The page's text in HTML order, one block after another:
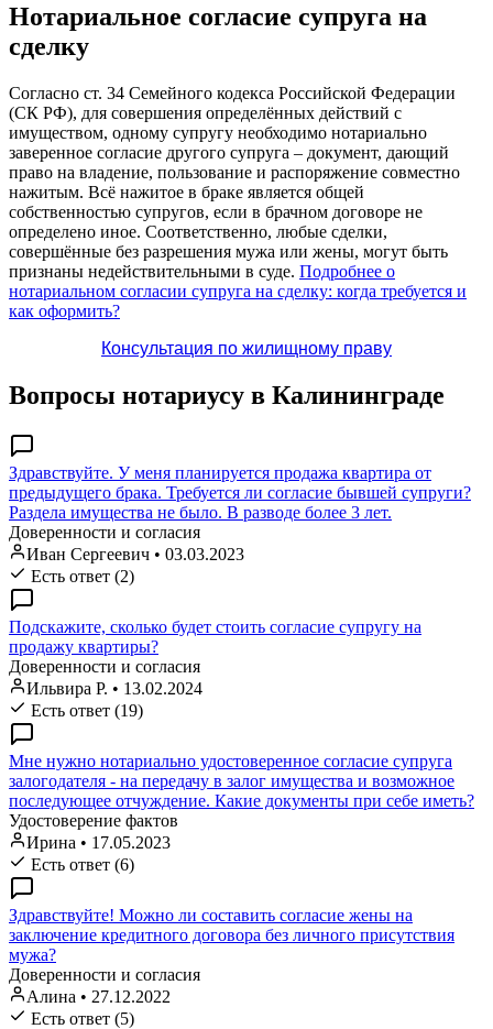
Нотариальное согласие супруга на
сделку
Согласно ст. 34 Семейного кодекса Российской Федерации
(СК РФ), для совершения определённых действий с
имуществом, одному супругу необходимо нотариально
заверенное согласие другого супруга – документ, дающий
право на владение, пользование и распоряжение совместно
нажитым. Всё нажитое в браке является общей
собственностью супругов, если в брачном договоре не
определено иное. Соответственно, любые сделки,
совершённые без разрешения мужа или жены, могут быть
признаны недействительными в суде. Подробнее о
нотариальном согласии супруга на сделку: когда требуется и
как оформить?
Консультация по жилищному праву
Вопросы нотариусу в Калининграде
Здравствуйте. У меня планируется продажа квартира от
предыдущего брака. Требуется ли согласие бывшей супруги?
Раздела имущества не было. В разводе более 3 лет.
Доверенности и согласия
Иван Сергеевич • 03.03.2023
Есть ответ (2)
Подскажите, сколько будет стоить согласие супругу на
продажу квартиры?
Доверенности и согласия
Ильвира Р. • 13.02.2024
Есть ответ (19)
Мне нужно нотариально удостоверенное согласие супруга
залогодателя - на передачу в залог имущества и возможное
последующее отчуждение. Какие документы при себе иметь?
Удостоверение фактов
Ирина • 17.05.2023
Есть ответ (6)
Здравствуйте! Можно ли составить согласие жены на
заключение кредитного договора без личного присутствия
мужа?
Доверенности и согласия
Алина • 27.12.2022
Есть ответ (5)